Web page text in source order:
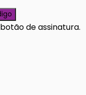
de assinatura.